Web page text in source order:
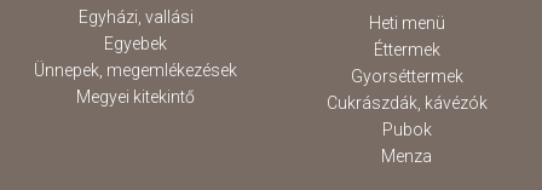
Egyházi, vallási
Egyebek
Ünnepek, megemlékezések
Megyei kitekintő
Heti menü
Éttermek
Gyorséttermek
Cukrászdák, kávézók
Pubok
Menza